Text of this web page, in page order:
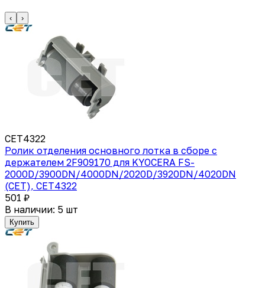
‹ ›
CET4322
Ролик отделения основного лотка в сборе с
держателем 2F909170 для KYOCERA FS-
2000D/3900DN/4000DN/2020D/3920DN/4020DN
(CET), CET4322
501 ₽
В наличии: 5 шт
Купить